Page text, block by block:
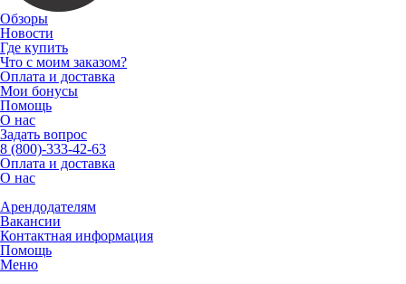
Обзоры
Новости
Где купить
Что с моим заказом?
Оплата и доставка
Мои бонусы
Помощь
О нас
Задать вопрос
8 (800)-333-42-63
Оплата и доставка
О нас
Арендодателям
Вакансии
Контактная информация
Помощь
Меню